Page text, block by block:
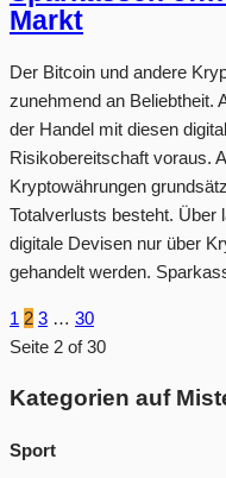
Markt
Der Bitcoin und andere
zunehmend an Beliebtheit.
der Handel mit diesen
Risikobereitschaft voraus.
Kryptowährungen
Totalverlusts besteht. Über
digitale Devisen nur über
gehandelt werden.
1 2 3 … 30
Seite 2 of 30
Kategorien auf
Sport